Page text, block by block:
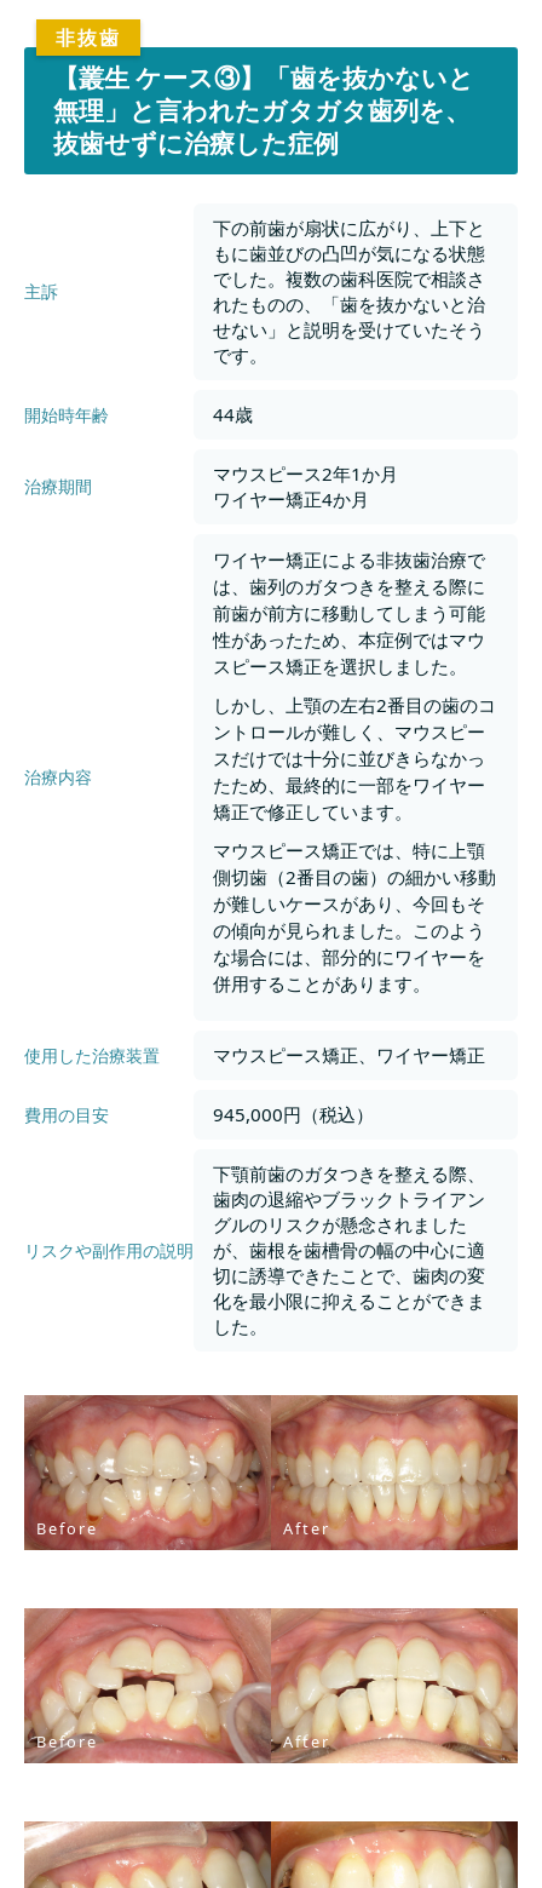
【叢生 ケース③】「歯を抜かないと
無理」と言われたガタガタ歯列を、
抜歯せずに治療した症例
主訴
下の前歯が扇状に広がり、上下と
もに歯並びの凸凹が気になる状態
でした。複数の歯科医院で相談さ
れたものの、「歯を抜かないと治
せない」と説明を受けていたそう
です。
開始時年齢 44歳
治療期間
マウスピース2年1か月
ワイヤー矯正4か月
治療内容
ワイヤー矯正による非抜歯治療で
は、歯列のガタつきを整える際に
前歯が前方に移動してしまう可能
性があったため、本症例ではマウ
スピース矯正を選択しました。
しかし、上顎の左右2番目の歯のコ
ントロールが難しく、マウスピー
スだけでは十分に並びきらなかっ
たため、最終的に一部をワイヤー
矯正で修正しています。
マウスピース矯正では、特に上顎
側切歯（2番目の歯）の細かい移動
が難しいケースがあり、今回もそ
の傾向が見られました。このよう
な場合には、部分的にワイヤーを
併用することがあります。
使用した治療装置 マウスピース矯正、ワイヤー矯正
費用の目安 945,000円（税込）
リスクや副作用の説明
下顎前歯のガタつきを整える際、
歯肉の退縮やブラックトライアン
グルのリスクが懸念されました
が、歯根を歯槽骨の幅の中心に適
切に誘導できたことで、歯肉の変
化を最小限に抑えることができま
した。
Before After
Before After